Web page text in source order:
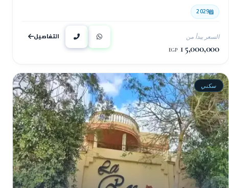
2029
السعر يبدأ من
15,000,000
EGP
التفاصيل
سكني